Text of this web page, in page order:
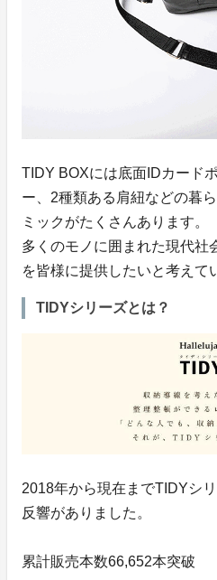
TIDY BOXには底面IDカード
ー、2種類ある肩紐などの暮
ミックがたくさんあります。
多くのモノに囲まれた現代社
を皆様に提供したいと考えて
TIDYシリーズとは？
2018年から現在までTIDYシ
反響がありました。
累計販売本数66,652本突破